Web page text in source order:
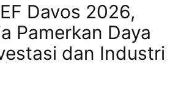
Davos 2026,
Pamerkan Daya
dan Industri